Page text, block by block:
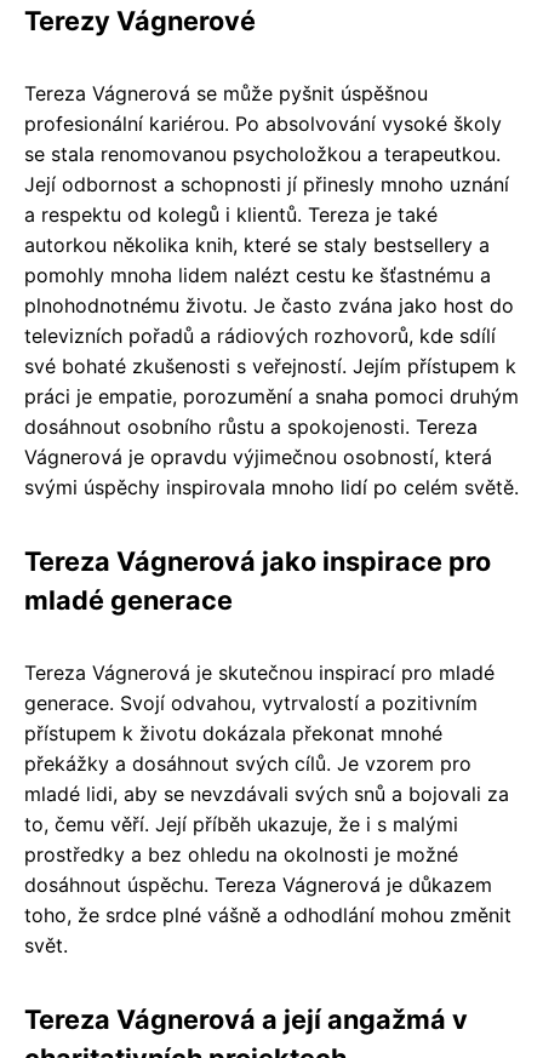
Terezy Vágnerové
Tereza Vágnerová se může pyšnit úspěšnou
profesionální kariérou. Po absolvování vysoké školy
se stala renomovanou psycholožkou a terapeutkou.
Její odbornost a schopnosti jí přinesly mnoho uznání
a respektu od kolegů i klientů. Tereza je také
autorkou několika knih, které se staly bestsellery a
pomohly mnoha lidem nalézt cestu ke šťastnému a
plnohodnotnému životu. Je často zvána jako host do
televizních pořadů a rádiových rozhovorů, kde sdílí
své bohaté zkušenosti s veřejností. Jejím přístupem k
práci je empatie, porozumění a snaha pomoci druhým
dosáhnout osobního růstu a spokojenosti. Tereza
Vágnerová je opravdu výjimečnou osobností, která
svými úspěchy inspirovala mnoho lidí po celém světě.
Tereza Vágnerová jako inspirace pro
mladé generace
Tereza Vágnerová je skutečnou inspirací pro mladé
generace. Svojí odvahou, vytrvalostí a pozitivním
přístupem k životu dokázala překonat mnohé
překážky a dosáhnout svých cílů. Je vzorem pro
mladé lidi, aby se nevzdávali svých snů a bojovali za
to, čemu věří. Její příběh ukazuje, že i s malými
prostředky a bez ohledu na okolnosti je možné
dosáhnout úspěchu. Tereza Vágnerová je důkazem
toho, že srdce plné vášně a odhodlání mohou změnit
svět.
Tereza Vágnerová a její angažmá v